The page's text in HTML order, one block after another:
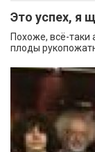
Это успех, я
Похоже, всё-таки
плоды